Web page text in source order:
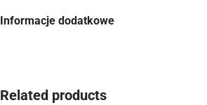
Informacje dodatkowe
Related products